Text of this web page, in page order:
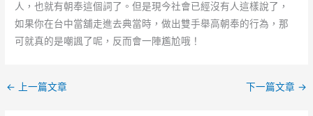
人，也就有朝奉這個詞了。但是現今社會已經沒有人這樣說了，
如果你在台中當舖走進去典當時，做出雙手舉高朝奉的行為，那
可就真的是嘲諷了呢，反而會一陣尷尬哦！
← 上一篇文章 下一篇文章 →